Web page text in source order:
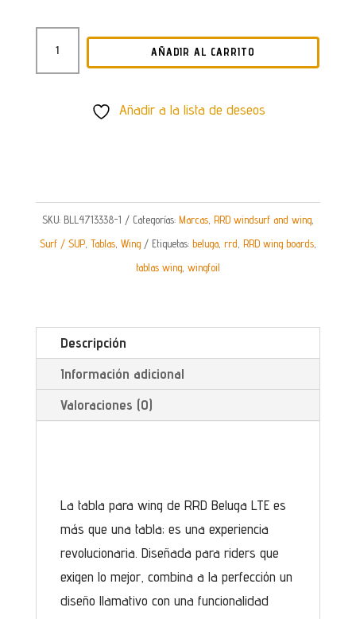
AÑADIR AL CARRITO
Añadir a la lista de deseos
SKU: BLL4713338-1 Categorías: Marcas, RRD windsurf and wing,
Surf / SUP, Tablas, Wing Etiquetas: beluga, rrd, RRD wing boards,
tablas wing, wingfoil
Descripción
Información adicional
Valoraciones (0)
La tabla para wing de RRD Beluga LTE es
más que una tabla; es una experiencia
revolucionaria. Diseñada para riders que
exigen lo mejor, combina a la perfección un
diseño llamativo con una funcionalidad